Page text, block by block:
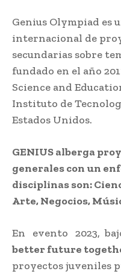
Genius Olympiad es
internacional de
secundarias sobre
fundado en el año
Science and
Instituto de
Estados Unidos.
GENIUS alberga
generales con un
disciplinas son:
Arte, Negocios,
En evento 2023,
better future
proyectos juveniles